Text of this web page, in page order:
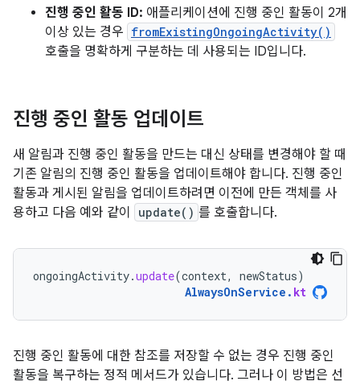
진행 중인 활동 ID: 애플리케이션에 진행 중인 활동이 2개
이상 있는 경우 fromExistingOngoingActivity()
호출을 명확하게 구분하는 데 사용되는 ID입니다.
진행 중인 활동 업데이트
새 알림과 진행 중인 활동을 만드는 대신 상태를 변경해야 할 때
기존 알림의 진행 중인 활동을 업데이트해야 합니다. 진행 중인
활동과 게시된 알림을 업데이트하려면 이전에 만든 객체를 사
용하고 다음 예와 같이
update() 를 호출합니다.
ongoingActivity.update(context, newStatus)
AlwaysOnService . kt
진행 중인 활동에 대한 참조를 저장할 수 없는 경우 진행 중인
활동을 복구하는 정적 메서드가 있습니다. 그러나 이 방법은 선